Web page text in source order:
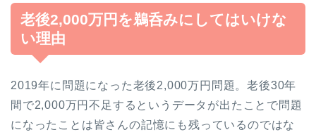
老後2,000万円を鵜呑みにしてはいけな
い理由
2019年に問題になった老後2,000万円問題。老後30年
間で2,000万円不足するというデータが出たことで問題
になったことは皆さんの記憶にも残っているのではな